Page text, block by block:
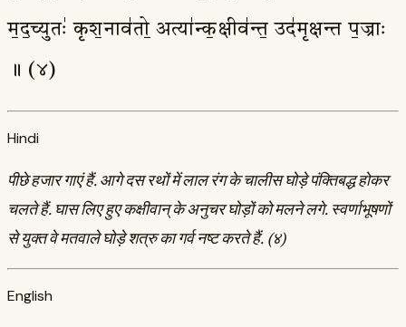
म॒द॒च्युतः॑ कृश॒नाव॑तो॒ अत्या॑न्क॒क्षीव॑न्त॒ उद॑मृक्षन्त प॒ज्राः
॥ (४)
Hindi
पीछे हजार गाएं हैं. आगे दस रथों में लाल रंग के चालीस घोड़े पंक्तिबद्ध होकर
चलते हैं. घास लिए हुए कक्षीवान्‌ के अनुचर घोड़ों को मलने लगे. स्वर्णाभूषणों
से युक्त वे मतवाले घोड़े शत्रु का गर्व नष्ट करते हैं. (४)
English